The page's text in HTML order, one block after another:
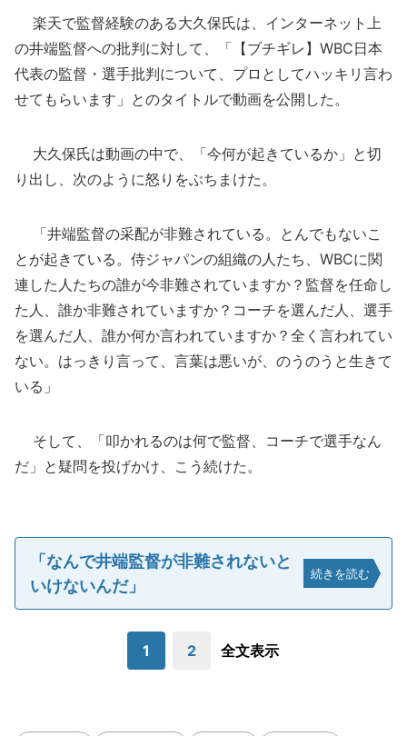
楽天で監督経験のある大久保氏は、インターネット上
の井端監督への批判に対して、「【ブチギレ】WBC日本
代表の監督・選手批判について、プロとしてハッキリ言わ
せてもらいます」とのタイトルで動画を公開した。
大久保氏は動画の中で、「今何が起きているか」と切
り出し、次のように怒りをぶちまけた。
「井端監督の采配が非難されている。とんでもないこ
とが起きている。侍ジャパンの組織の人たち、WBCに関
連した人たちの誰が今非難されていますか？監督を任命し
た人、誰か非難されていますか？コーチを選んだ人、選手
を選んだ人、誰か何か言われていますか？全く言われてい
ない。はっきり言って、言葉は悪いが、のうのうと生きて
いる」
そして、「叩かれるのは何で監督、コーチで選手なん
だ」と疑問を投げかけ、こう続けた。
「なんで井端監督が非難されないと
いけないんだ」
続きを読む
1 2 全文表示